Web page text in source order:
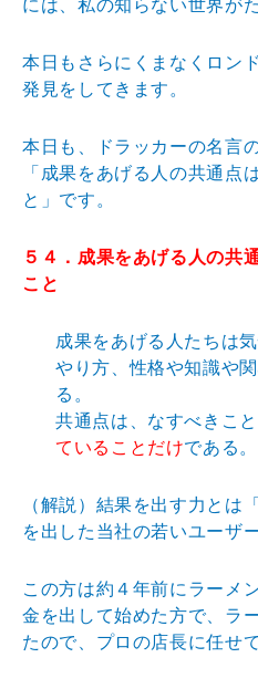
には、私の知らない世界が
本日もさらにくまなくロン
発見をしてきます。
本日も、ドラッカーの名言
「成果をあげる人の共通点
と」です。
５４．成果をあげる人の共
こと
成果をあげる人たちは
やり方、性格や知識や
る。
共通点は、なすべきこ
ていることだけである。
（解説）結果を出す力とは
を出した当社の若いユーザ
この方は約４年前にラーメ
金を出して始めた方で、ラ
たので、プロの店長に任せ